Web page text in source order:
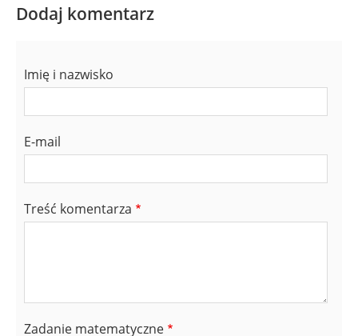
Dodaj komentarz
Imię i nazwisko
E-mail
Treść komentarza
Zadanie matematyczne